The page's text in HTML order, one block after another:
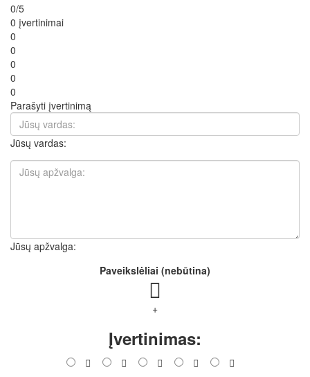
0/5
0 įvertinimai
0
0
0
0
0
Parašyti įvertinimą
Jūsų vardas:
Jūsų apžvalga:
Paveikslėliai (nebūtina)
+
Įvertinimas: